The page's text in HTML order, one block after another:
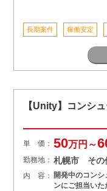
長期案件 稼働安定
【Unity】コンシ
単 価： 50万円～
勤務地： 札幌市 その
内 容：
開発中のコン
ンにご担当い